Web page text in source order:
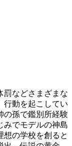
罰などさまざまな
行動を起こしてい
の孫で鑑別所経験
みでモデルの神島
想の学校を創ると